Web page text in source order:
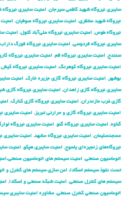
سایبری نیروگاه شهید کاظمی سیرجان, امنیت سایبری نیروگاه
نیروگاه شهید منتظری, امنیت سایبری نیروگاه صوفیان,
نیروگاه طوس, امنیت سایبری نیروگاه علی‌آباد کتول, امنیت
سایبری نیروگاه فردوسی, امنیت سایبری نیروگاه فورگ داراب
سنندج, امنیت سایبری نیروگاه قم, امنیت سایبری نیروگاه
امنیت سایبری نیروگاه کوهرنگ, امنیت سایبری نیروگاه کیش,
بوشهر , امنیت سایبری نیروگاه گازی جزیره خارک, امنیت
سایبری نیروگاه گازی زاهدان, امنیت سایبری نیروگاه گازی
گازی غرب مازندران, امنیت سایبری نیروگاه گازی کنارک,
امنیت سایبری نیروگاه گازی و حرارتی تبریز , امنیت سایبری
گناوه, امنیت سایبری نیروگاه گنو, امنیت سایبری نیروگاه
مسجدسلیمان, امنیت سایبری نیروگاه مشهد, امنیت سایبری
نیروگاه‌های زنجیره‌ای یاسوج, امنیت سایبری هپکو, امنیت
اتوماسیون صنعتی, امنیت سیستم های اتوماسیون
تست نفوذ سیستم اسکادا، امن سازی سیستم های کنترل و
سیستم های کنترل صنعتی, امنیت شبکه صنعتی و اسکادا,
اتوماسیون صنعتی کنترل صنعتی, مشاوره امنیت سایبری